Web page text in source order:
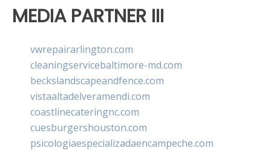
MEDIA PARTNER III
vwrepairarlington.com
cleaningservicebaltimore-md.com
beckslandscapeandfence.com
vistaaltadelveramendi.com
coastlinecateringnc.com
cuesburgershouston.com
psicologiaespecializadaencampeche.com